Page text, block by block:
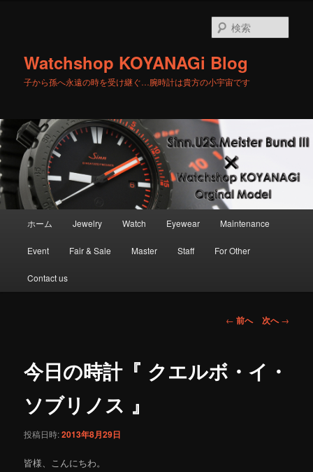
へ
移
動
Watchshop KOYANAGi Blog
子から孫へ永遠の時を受け継ぐ…腕時計は貴方の小宇宙です
索
ュ
ホーム Jewelry Watch Eyewear Maintenance
Event Fair & Sale Master Staff For Other
Contact us
投
ビ
ゲ
← 前へ 次へ→
今日の時計『 クエルボ・イ・
ソブリノス 』
投稿日時:2013年8月29日
皆様、こんにちわ。